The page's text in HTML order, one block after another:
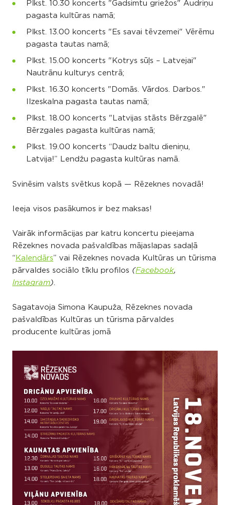
Plkst. 10.30 koncerts "Gadsimtu griežos" Audriņu
pagasta kultūras namā;
Plkst. 13.00 koncerts "Es savai tēvzemei" Vērēmu
pagasta tautas namā;
Plkst. 15.00 koncerts "Kotrys sūļs – Latvejai"
Nautrānu kulturys centrā;
Plkst. 16.30 koncerts "Domās. Vārdos. Darbos."
Ilzeskalna pagasta tautas namā;
Plkst. 18.00 koncerts "Latvijas stāsts Bērzgalē"
Bērzgales pagasta kultūras namā;
Plkst. 19.00 koncerts “Daudz baltu dieniņu,
Latvija!” Lendžu pagasta kultūras namā.
Svinēsim valsts svētkus kopā — Rēzeknes novadā!
Ieeja visos pasākumos ir bez maksas!
Vairāk informācijas par katru koncertu pieejama
Rēzeknes novada pašvaldības mājaslapas sadaļā
“ Kalendārs” vai Rēzeknes novada Kultūras un tūrisma
pārvaldes sociālo tīklu profilos (Facebook,
Instagram).
Sagatavoja Simona Kaupuža, Rēzeknes novada
pašvaldības Kultūras un tūrisma pārvaldes
producente kultūras jomā